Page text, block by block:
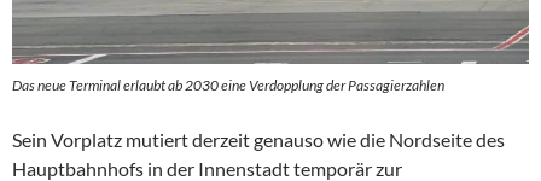
Das neue Terminal erlaubt ab 2030 eine Verdopplung der Passagierzahlen
Sein Vorplatz mutiert derzeit genauso wie die Nordseite des
Hauptbahnhofs in der Innenstadt temporär zur